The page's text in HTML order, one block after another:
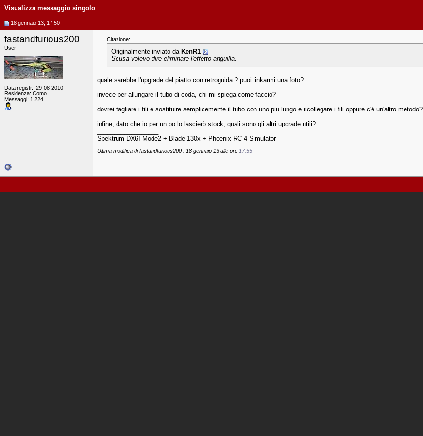
Visualizza messaggio singolo
18 gennaio 13, 17:50
fastandfurious200
User
Data registr.: 29-08-2010
Residenza: Como
Messaggi: 1.224
Citazione:
Originalmente inviato da KenR1
Scusa volevo dire eliminare l'effetto anguilla.
quale sarebbe l'upgrade del piatto con retroguida ? puoi linkarmi una foto?
invece per allungare il tubo di coda, chi mi spiega come faccio?
dovrei tagliare i fili e sostituire semplicemente il tubo con uno piu lungo e ricollegare i fili oppure c'è un'altro metodo?
infine, dato che io per un po lo lascierò stock, quali sono gli altri upgrade utili?
Spektrum DX6I Mode2 + Blade 130x + Phoenix RC 4 Simulator
Ultima modifica di fastandfurious200 : 18 gennaio 13 alle ore 17:55